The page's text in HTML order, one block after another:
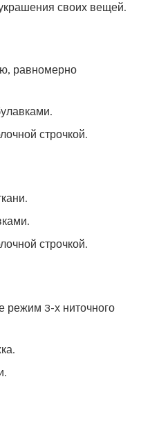
своих вещей.
равномерно
строчкой.
строчкой.
режим 3-х ниточного